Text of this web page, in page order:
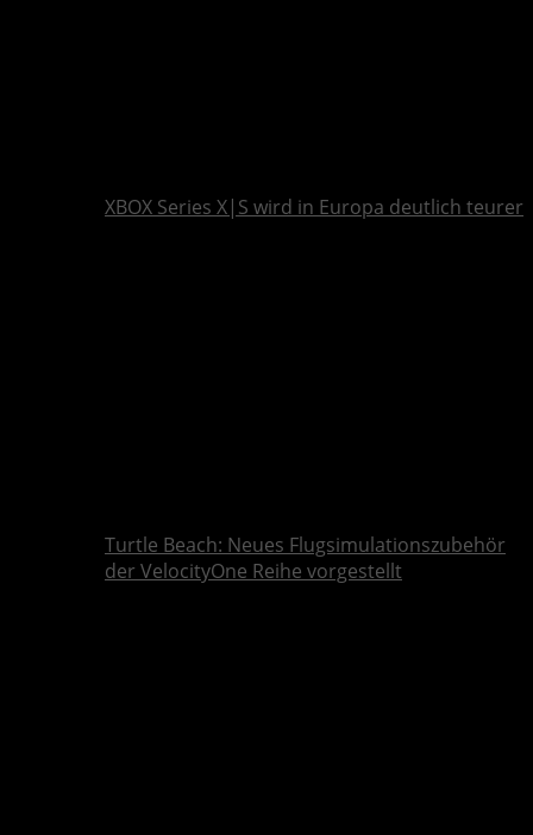
XBOX Series X|S wird in Europa deutlich teurer
Turtle Beach: Neues Flugsimulationszubehör
der VelocityOne Reihe vorgestellt